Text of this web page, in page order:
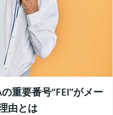
重要番号“FEI”がメー
由とは